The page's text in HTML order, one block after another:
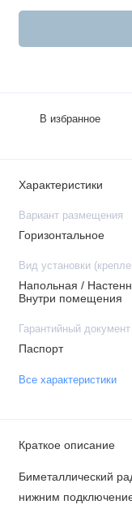
В избранное
Характеристики
Вариант размещения
Горизонтальное
Вид установки
Напольная /
Внутри помещения
Гарантийный документ
Паспорт
Все характеристики
Краткое описание
Биметаллический
нижним